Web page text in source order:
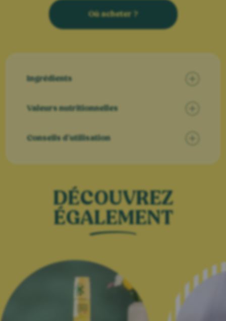
Où acheter ?
Ingrédients
Valeurs nutritionnelles
Conseils d’utilisation
DÉCOUVREZ
ÉGALEMENT